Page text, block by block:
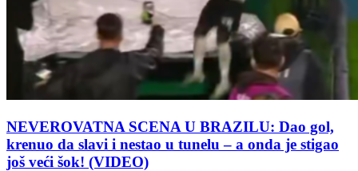
NEVEROVATNA SCENA U BRAZILU: Dao gol,
krenuo da slavi i nestao u tunelu – a onda je stigao
još veći šok! (VIDEO)